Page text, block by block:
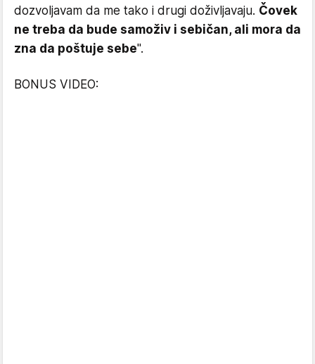
dozvoljavam da me tako i drugi doživljavaju. Čovek
ne treba da bude samoživ i sebičan, ali mora da
zna da poštuje sebe".
BONUS VIDEO: